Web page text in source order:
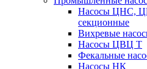
Насосы ЦНС,
секционные
Вихревые
Насосы ЦВЦ Т
Фекальные
Насосы НК